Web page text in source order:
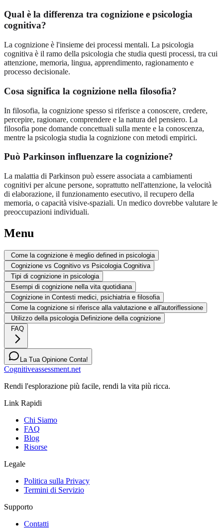
Qual è la differenza tra cognizione e psicologia
cognitiva?
La cognizione è l'insieme dei processi mentali. La psicologia
cognitiva è il ramo della psicologia che studia questi processi, tra cui
attenzione, memoria, lingua, apprendimento, ragionamento e
processo decisionale.
Cosa significa la cognizione nella filosofia?
In filosofia, la cognizione spesso si riferisce a conoscere, credere,
percepire, ragionare, comprendere e la natura del pensiero. La
filosofia pone domande concettuali sulla mente e la conoscenza,
mentre la psicologia studia la cognizione con metodi empirici.
Può Parkinson influenzare la cognizione?
La malattia di Parkinson può essere associata a cambiamenti
cognitivi per alcune persone, soprattutto nell'attenzione, la velocità
di elaborazione, il funzionamento esecutivo, il recupero della
memoria, o capacità visive-spaziali. Un medico dovrebbe valutare le
preoccupazioni individuali.
Menu
Come la cognizione è meglio defined in psicologia
Cognizione vs Cognitivo vs Psicologia Cognitiva
Tipi di cognizione in psicologia
Esempi di cognizione nella vita quotidiana
Cognizione in Contesti medici, psichiatria e filosofia
Come la cognizione si riferisce alla valutazione e all'autoriflessione
Utilizzo della psicologia Definizione della cognizione
FAQ
La Tua Opinione Conta!
Cognitiveassessment.net
Rendi l'esplorazione più facile, rendi la vita più ricca.
Link Rapidi
Chi Siamo
FAQ
Blog
Risorse
Legale
Politica sulla Privacy
Termini di Servizio
Supporto
Contatti